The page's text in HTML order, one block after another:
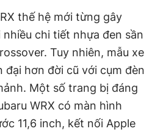
thế hệ mới từng gây
chi tiết nhựa đen sần
Tuy nhiên, mẫu xe
đại hơn đời cũ với cụm đèn
Một số trang bị đáng
WRX có màn hình
11,6 inch, kết nối Apple